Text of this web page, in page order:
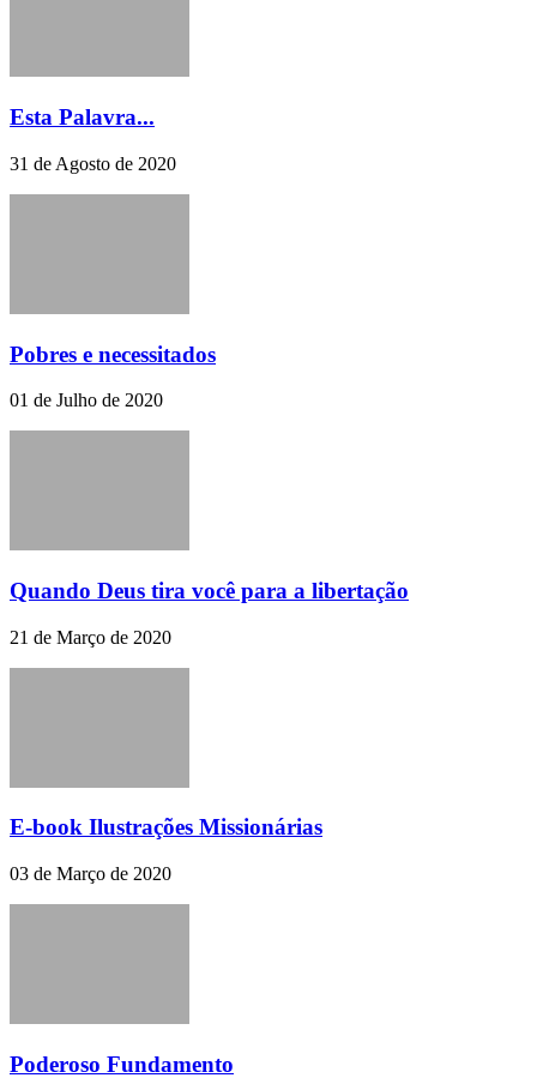
Esta Palavra...
31 de Agosto de 2020
Pobres e necessitados
01 de Julho de 2020
Quando Deus tira você para a libertação
21 de Março de 2020
E-book Ilustrações Missionárias
03 de Março de 2020
Poderoso Fundamento